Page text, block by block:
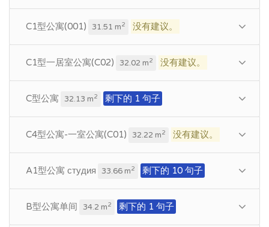
C1型公寓(001) 31.51 m2 没有建议。
C1型一居室公寓(C02) 32.02 m2 没有建议。
C型公寓 32.13 m2 剩下的 1 句子
C4型公寓-一室公寓(C01) 32.22 m2 没有建议。
A1型公寓 студия 33.66 m2 剩下的 10 句子
B型公寓单间 34.2 m2 剩下的 1 句子